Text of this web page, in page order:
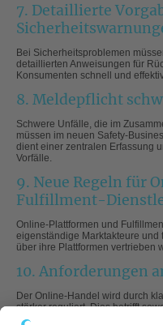
7. Detaillierte
Bei Sicherheitsproblemen
detaillierten Anweisungen für
Konsumenten schnell und
8. Meldepflicht
Schwere Unfälle, die im
müssen im neuen Safety-
dient einer zentralen Erfassung
Vorfälle.
9. Neue Regeln für
Fulfillment-
Online-Plattformen und
eigenständige Marktakteure und
über ihre Plattformen vertrieben
10. Anforderungen
Der Online-Handel wird durch
stärker reguliert. Dies betrifft
von Marktplätzen und